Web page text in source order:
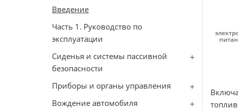
Введение
Часть 1. Руководство по
эксплуатации
Сиденья и системы пассивной
безопасности
Приборы и органы управления
Вождение автомобиля